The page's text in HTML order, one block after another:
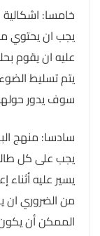
خامسا:
يجب ان يحتوي
عليه ان يقوم
يتم تسليط
سوف يدور
سادسا: منهج
يجب على كل
يسير عليه
من الضروري ان
الممكن أن